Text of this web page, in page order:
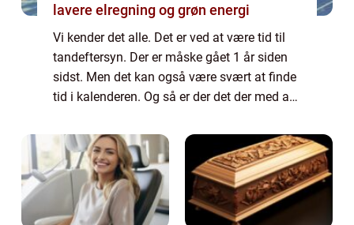
lavere elregning og grøn energi
Vi kender det alle. Det er ved at være tid til
tandeftersyn. Der er måske gået 1 år siden
sidst. Men det kan også være svært at finde
tid i kalenderen. Og så er der det der med at
fornemmelsen, at der er noget,...